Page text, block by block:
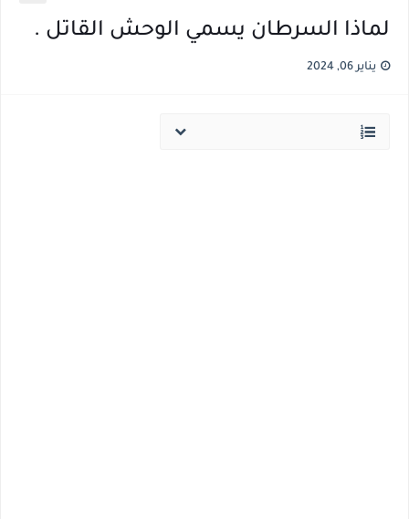
لماذا السرطان يسمي الوحش القاتل .
يناير 06, 2024